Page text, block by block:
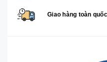
Giao hàng toàn quốc